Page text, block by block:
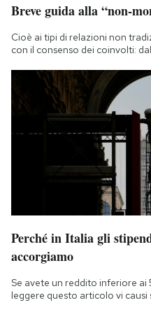
Breve guida alla “non-
Cioè ai tipi di relazioni non
con il consenso dei coinvolti:
Perché in Italia gli
accorgiamo
Se avete un reddito inferiore
leggere questo articolo vi